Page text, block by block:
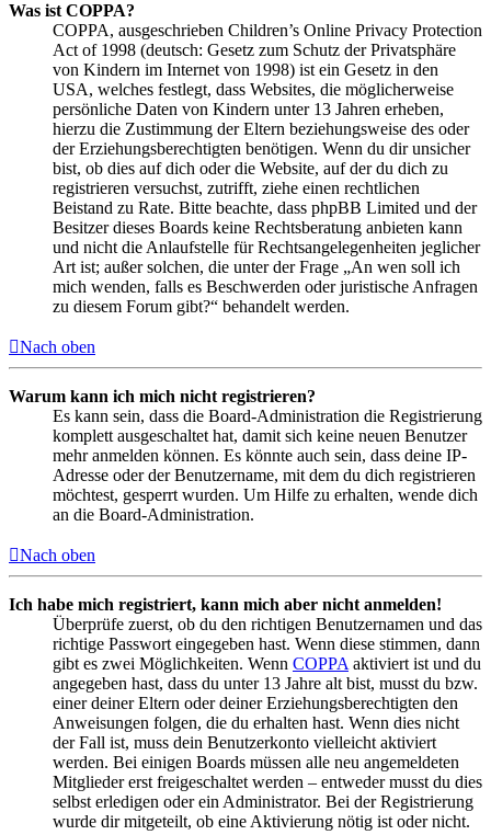
Was ist COPPA?
COPPA, ausgeschrieben Children’s Online Privacy Protection
Act of 1998 (deutsch: Gesetz zum Schutz der Privatsphäre
von Kindern im Internet von 1998) ist ein Gesetz in den
USA, welches festlegt, dass Websites, die möglicherweise
persönliche Daten von Kindern unter 13 Jahren erheben,
hierzu die Zustimmung der Eltern beziehungsweise des oder
der Erziehungsberechtigten benötigen. Wenn du dir unsicher
bist, ob dies auf dich oder die Website, auf der du dich zu
registrieren versuchst, zutrifft, ziehe einen rechtlichen
Beistand zu Rate. Bitte beachte, dass phpBB Limited und der
Besitzer dieses Boards keine Rechtsberatung anbieten kann
und nicht die Anlaufstelle für Rechtsangelegenheiten jeglicher
Art ist; außer solchen, die unter der Frage „An wen soll ich
mich wenden, falls es Beschwerden oder juristische Anfragen
zu diesem Forum gibt?“ behandelt werden.
Nach oben
Warum kann ich mich nicht registrieren?
Es kann sein, dass die Board-Administration die Registrierung
komplett ausgeschaltet hat, damit sich keine neuen Benutzer
mehr anmelden können. Es könnte auch sein, dass deine IP-
Adresse oder der Benutzername, mit dem du dich registrieren
möchtest, gesperrt wurden. Um Hilfe zu erhalten, wende dich
an die Board-Administration.
Nach oben
Ich habe mich registriert, kann mich aber nicht anmelden!
Überprüfe zuerst, ob du den richtigen Benutzernamen und das
richtige Passwort eingegeben hast. Wenn diese stimmen, dann
gibt es zwei Möglichkeiten. Wenn COPPA aktiviert ist und du
angegeben hast, dass du unter 13 Jahre alt bist, musst du bzw.
einer deiner Eltern oder deiner Erziehungsberechtigten den
Anweisungen folgen, die du erhalten hast. Wenn dies nicht
der Fall ist, muss dein Benutzerkonto vielleicht aktiviert
werden. Bei einigen Boards müssen alle neu angemeldeten
Mitglieder erst freigeschaltet werden – entweder musst du dies
selbst erledigen oder ein Administrator. Bei der Registrierung
wurde dir mitgeteilt, ob eine Aktivierung nötig ist oder nicht.